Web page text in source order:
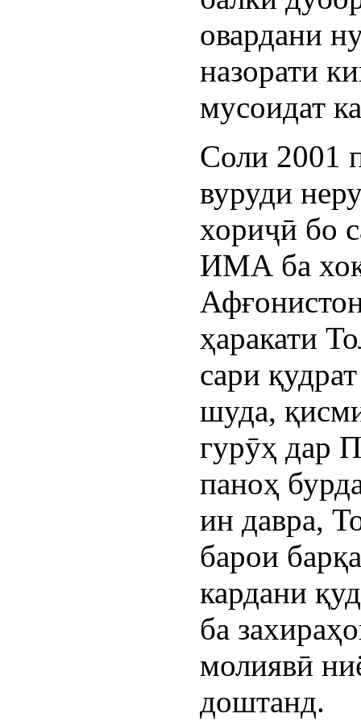
овардани
назорати
мусоидат
Соли 2001
вуруди
хориҷӣ бо
ИМА ба
ҳаракати
сари
шуда,
гурӯҳ дар
паноҳ
ин давра,
барои
кардани
ба
молиявӣ
доштанд.